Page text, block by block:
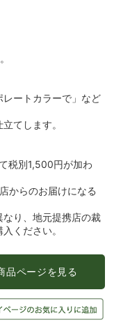
レートカラーで」など
てします。
税別1,500円が加わ
からのお届けになる
り、地元提携店の裁
ください。